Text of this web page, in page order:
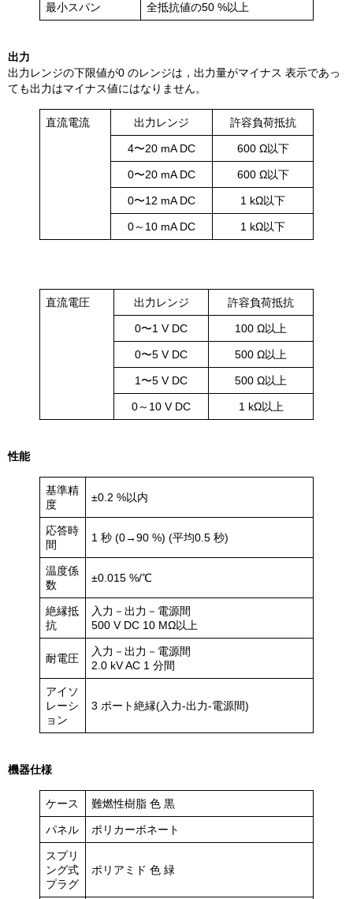
最小スパン 全抵抗値の50 %以上
出力
出力レンジの下限値が0 のレンジは，出力量がマイナス 表示であっ
ても出力はマイナス値にはなりません。
直流電流 出力レンジ 許容負荷抵抗
4〜20 mA DC 600 Ω以下
0〜20 mA DC 600 Ω以下
0〜12 mA DC 1 kΩ以下
0～10 mA DC 1 kΩ以下
直流電圧 出力レンジ 許容負荷抵抗
0〜1 V DC 100 Ω以上
0〜5 V DC 500 Ω以上
1〜5 V DC 500 Ω以上
0～10 V DC 1 kΩ以上
性能
基準精
度
±0.2 %以内
応答時
間
1 秒 (0→90 %) (平均0.5 秒)
温度係
数
±0.015 %/℃
絶縁抵
抗
入力－出力－電源間
500 V DC 10 MΩ以上
耐電圧
入力－出力－電源間
2.0 kV AC 1 分間
アイソ
レーシ
ョン
3 ポート絶縁(入力-出力-電源間)
機器仕様
ケース 難燃性樹脂 色 黒
パネル ポリカーボネート
スプリ
ング式
プラグ
ポリアミド 色 緑